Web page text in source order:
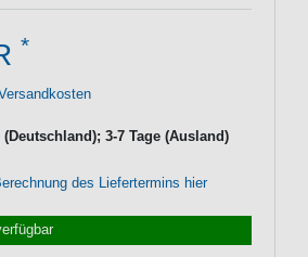
*
(Deutschland); 3-7 Tage (Ausland)
des Liefertermins hier